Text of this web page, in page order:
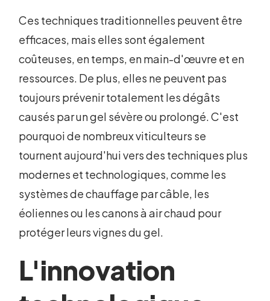
Ces techniques traditionnelles peuvent être
efficaces, mais elles sont également
coûteuses, en temps, en main-d'œuvre et en
ressources. De plus, elles ne peuvent pas
toujours prévenir totalement les dégâts
causés par un gel sévère ou prolongé. C'est
pourquoi de nombreux viticulteurs se
tournent aujourd'hui vers des techniques plus
modernes et technologiques, comme les
systèmes de chauffage par câble, les
éoliennes ou les canons à air chaud pour
protéger leurs vignes du gel.
L'innovation